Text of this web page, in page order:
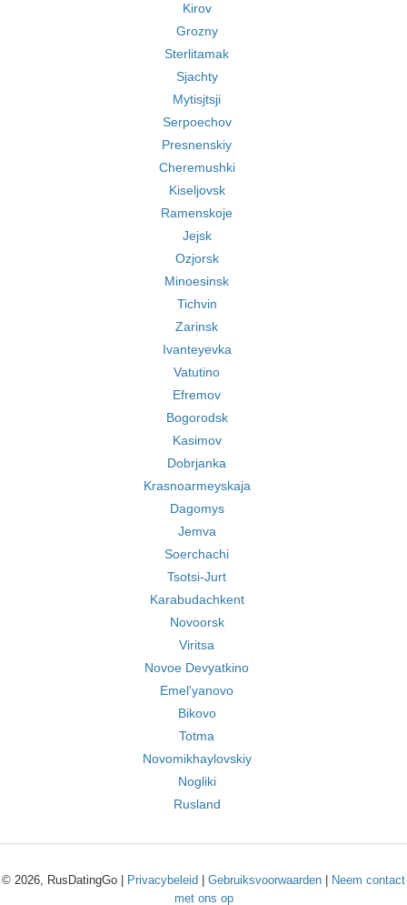
Kirov
Grozny
Sterlitamak
Sjachty
Mytisjtsji
Serpoechov
Presnenskiy
Cheremushki
Kiseljovsk
Ramenskoje
Jejsk
Ozjorsk
Minoesinsk
Tichvin
Zarinsk
Ivanteyevka
Vatutino
Efremov
Bogorodsk
Kasimov
Dobrjanka
Krasnoarmeyskaja
Dagomys
Jemva
Soerchachi
Tsotsi-Jurt
Karabudachkent
Novoorsk
Viritsa
Novoe Devyatkino
Emel'yanovo
Bikovo
Totma
Novomikhaylovskiy
Nogliki
Rusland
© 2026, RusDatingGo | Privacybeleid Gebruiksvoorwaarden
Neem contact
met ons op